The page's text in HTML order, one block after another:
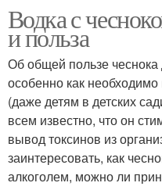
Водка с
и польза
Об общей пользе
особенно как
(даже детям в детских
всем известно, что он
вывод токсинов из
заинтересовать, как
алкоголем, можно ли